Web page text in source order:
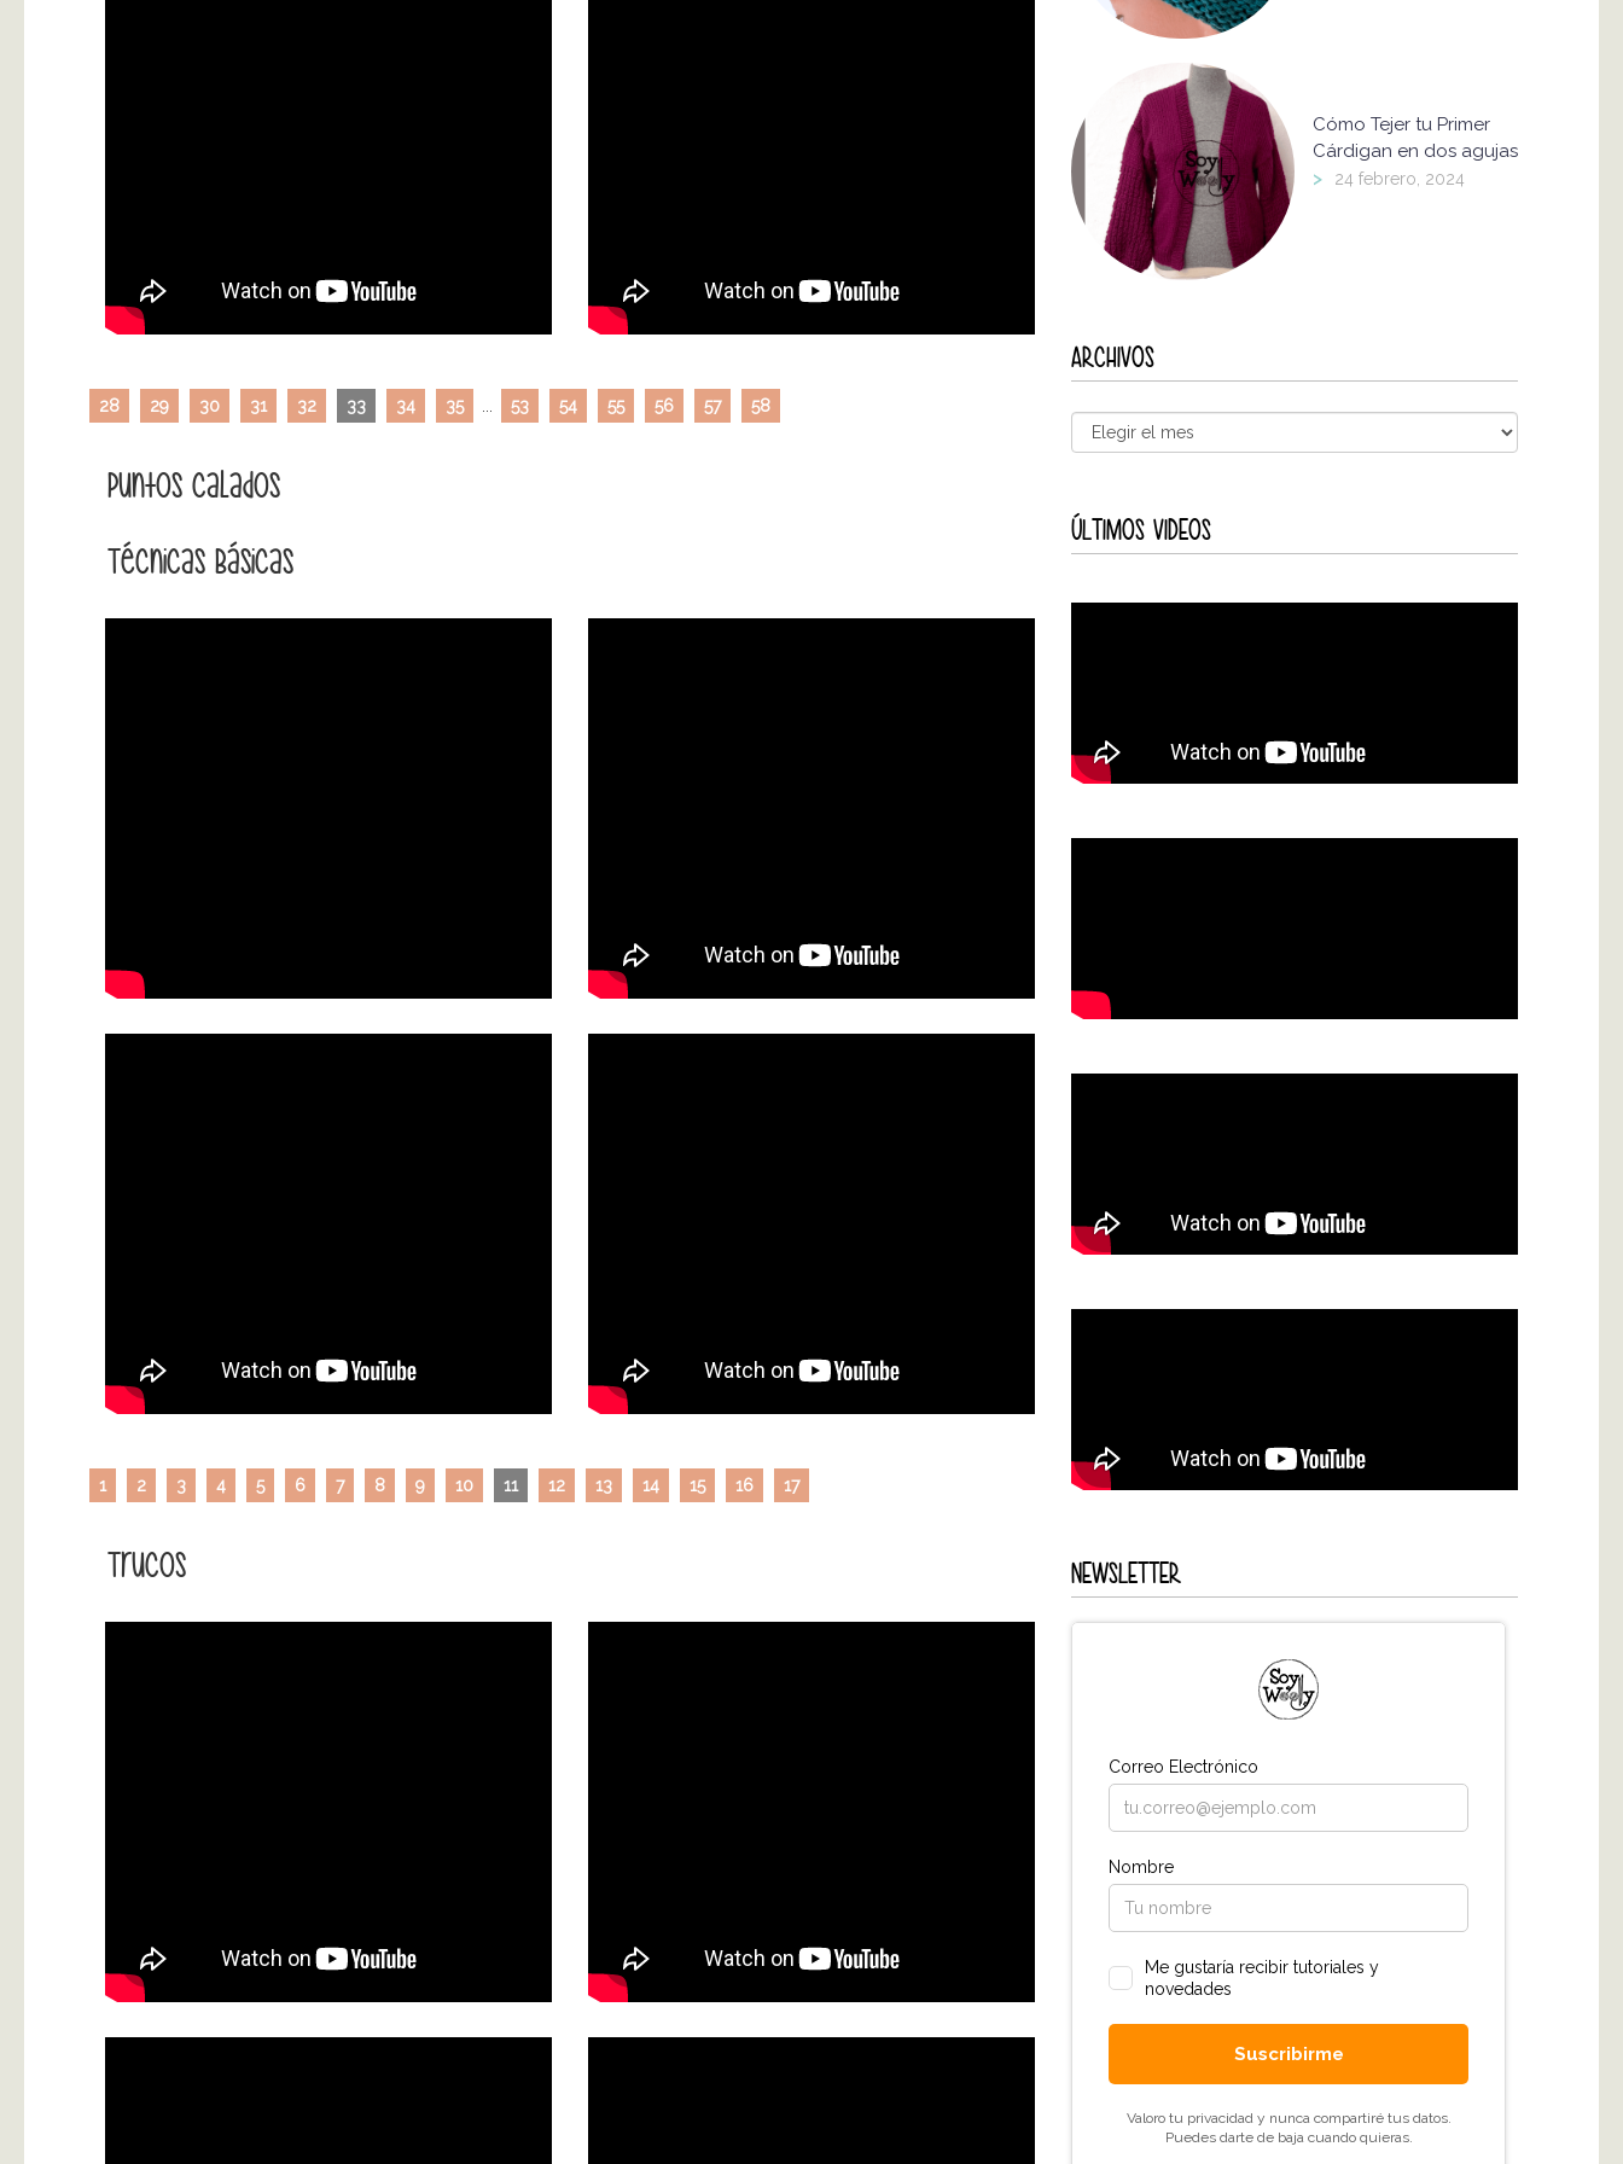
28 29 30 31 32 33 34 35 53 54 55 56 57 58
Puntos Calados
Técnicas Básicas
1 2 3 4 5 6 7 8 9 10 11 12 13 14 15 16 17
Trucos
Cómo Tejer tu Primer
Cárdigan en dos agujas
> 24 febrero, 2024
ARCHIVOS
ÚLTIMOS VIDEOS
NEWSLETTER